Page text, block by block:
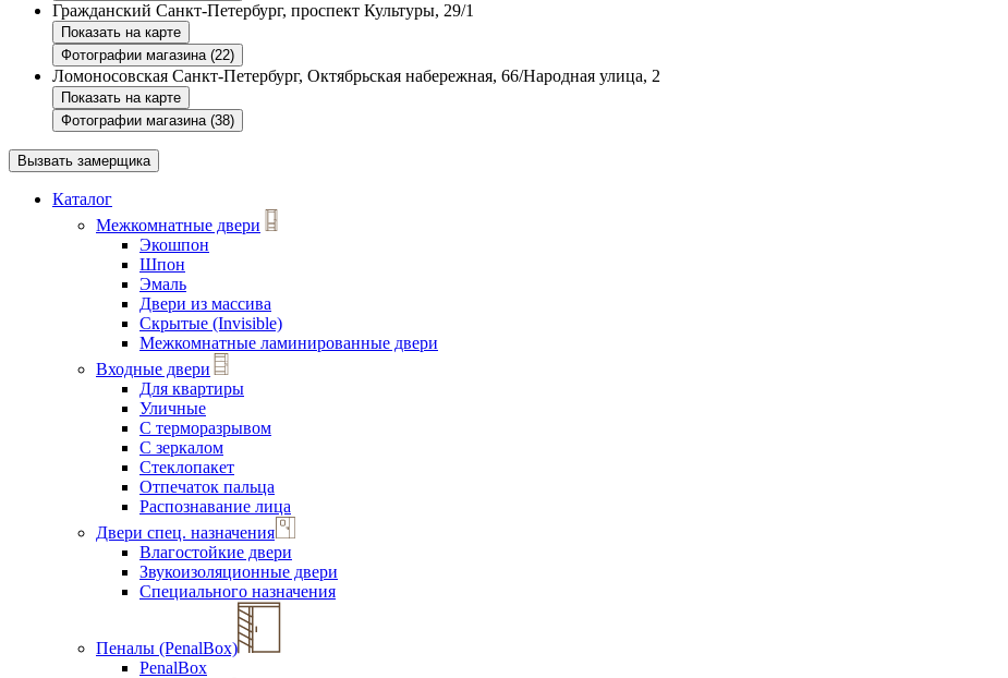
Гражданский Санкт-Петербург, проспект Культуры, 29/1
Показать на карте
Фотографии магазина (22)
Ломоносовская Санкт-Петербург, Октябрьская набережная, 66/Народная улица, 2
Показать на карте
Фотографии магазина (38)
Вызвать замерщика
Каталог
Межкомнатные двери
Экошпон
Шпон
Эмаль
Двери из массива
Скрытые (Invisible)
Межкомнатные ламинированные двери
Входные двери
Для квартиры
Уличные
С терморазрывом
С зеркалом
Стеклопакет
Отпечаток пальца
Распознавание лица
Двери спец. назначения
Влагостойкие двери
Звукоизоляционные двери
Специального назначения
Пеналы (PenalBox)
PenalBox